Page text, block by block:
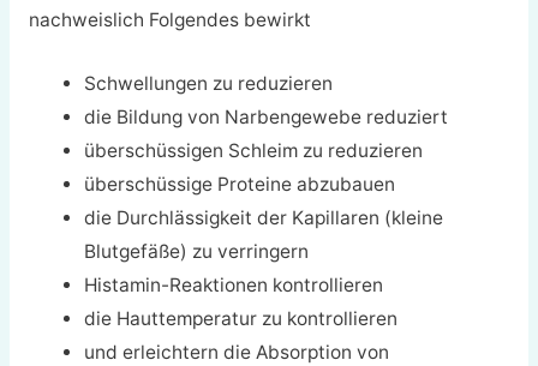
nachweislich Folgendes bewirkt
Schwellungen zu reduzieren
die Bildung von Narbengewebe reduziert
überschüssigen Schleim zu reduzieren
überschüssige Proteine abzubauen
die Durchlässigkeit der Kapillaren (kleine
Blutgefäße) zu verringern
Histamin-Reaktionen kontrollieren
die Hauttemperatur zu kontrollieren
und erleichtern die Absorption von